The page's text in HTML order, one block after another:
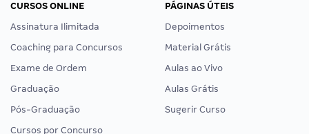
CURSOS ONLINE
Assinatura Ilimitada
Coaching para Concursos
Exame de Ordem
Graduação
Pós-Graduação
Cursos por Concurso
PÁGINAS ÚTEIS
Depoimentos
Material Grátis
Aulas ao Vivo
Aulas Grátis
Sugerir Curso